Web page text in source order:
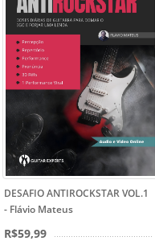
DESAFIO ANTIROCKSTAR VOL.1
- Flávio Mateus
R$59,99